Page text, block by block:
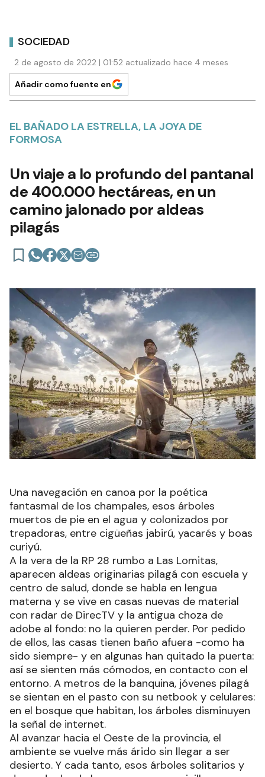
SOCIEDAD
2 de agosto de 2022 | 01:52 actualizado hace 4 meses
Añadir como fuente en
EL BAÑADO LA ESTRELLA, LA JOYA DE
FORMOSA
Un viaje a lo profundo del pantanal
de 400.000 hectáreas, en un
camino jalonado por aldeas
pilagás
Una navegación en canoa por la poética
fantasmal de los champales, esos árboles
muertos de pie en el agua y colonizados por
trepadoras, entre cigüeñas jabirú, yacarés y boas
curiyú.
A la vera de la RP 28 rumbo a Las Lomitas,
aparecen aldeas originarias pilagá con escuela y
centro de salud, donde se habla en lengua
materna y se vive en casas nuevas de material
con radar de DirecTV y la antigua choza de
adobe al fondo: no la quieren perder. Por pedido
de ellos, las casas tienen baño afuera -como ha
sido siempre- y en algunas han quitado la puerta:
así se sienten más cómodos, en contacto con el
entorno. A metros de la banquina, jóvenes pilagá
se sientan en el pasto con su netbook y celulares:
en el bosque que habitan, los árboles disminuyen
la señal de internet.
Al avanzar hacia el Oeste de la provincia, el
ambiente se vuelve más árido sin llegar a ser
desierto. Y cada tanto, esos árboles solitarios y